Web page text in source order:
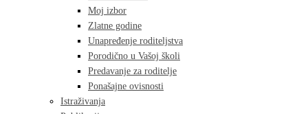
Moj izbor
Zlatne godine
Unapređenje roditeljstva
Porodično u Vašoj školi
Predavanje za roditelje
Ponašajne ovisnosti
Istraživanja